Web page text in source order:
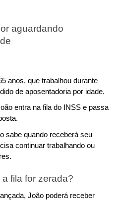
aguardando
anos, que trabalhou durante
de aposentadoria por idade.
entra na fila do INSS e passa
sabe quando receberá seu
continuar trabalhando ou
fila for zerada?
João poderá receber